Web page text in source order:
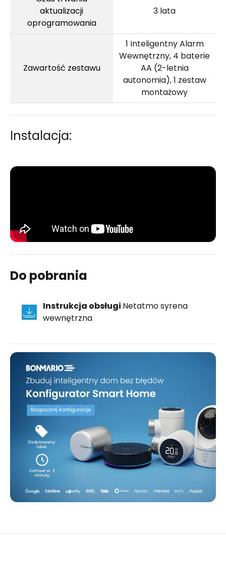
aktualizacji
oprogramowania
3 lata
Zawartość zestawu
1 Inteligentny Alarm
Wewnętrzny, 4 baterie
AA (2-letnia
autonomia), 1 zestaw
montażowy
Instalacja:
Do pobrania
Instrukcja obsługi Netatmo syrena
wewnętrzna